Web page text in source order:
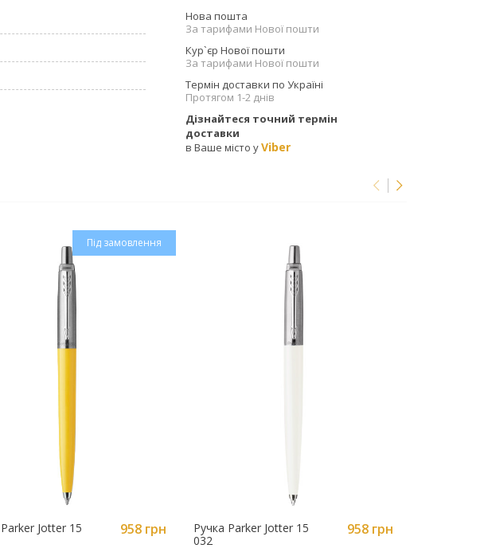
Нова пошта
За тарифами Нової пошти
Кур`єр Нової пошти
За тарифами Нової пошти
Термін доставки по Україні
Протягом 1-2 днів
Дізнайтеся точний термін
доставки
в Ваше місто уViber
Під замовлення
Jotter 15
958 грн
Ручка Parker Jotter 15
032
958 грн